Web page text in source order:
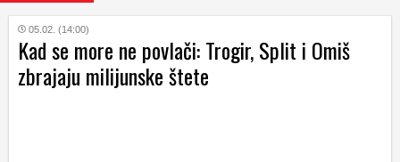
05.02. (14:00)
Kad se more ne povlači: Trogir, Split i Omiš
zbrajaju milijunske štete